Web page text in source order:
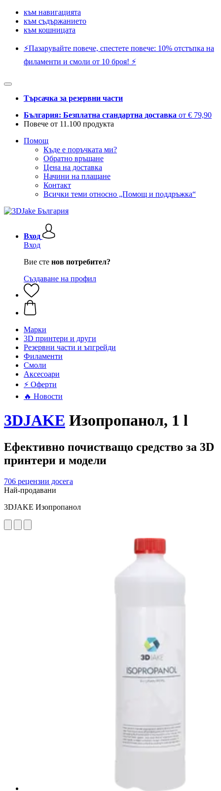
към навигацията
към съдържанието
към кошницата
⚡️Пазарувайте повече, спестете повече: 10% отстъпка на
филаменти и смоли от 10 броя! ⚡️
Търсачка за резервни части
България: Безплатна стандартна доставка от € 79,90
Повече от 11.100 продукта
Помощ
Къде е поръчката ми?
Обратно връщане
Цена на доставка
Начини на плащане
Контакт
Всички теми относно „Помощ и поддръжка“
Вход
Вход
Вие сте нов потребител?
Създаване на профил
Mарки
3D принтери и други
Резервни части и ъпгрейди
Филаменти
Смоли
Аксесоари
⚡ Оферти
🔥 Новости
3DJAKE Изопропанол, 1 l
Ефективно почистващо средство за 3D
принтери и модели
706 рецензии досега
Най-продавани
3DJAKE Изопропанол